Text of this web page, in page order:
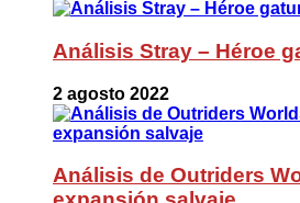
Análisis Stray – Héroe
2 agosto 2022
Análisis de Outriders